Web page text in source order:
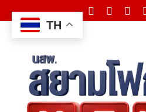
to
content
TH